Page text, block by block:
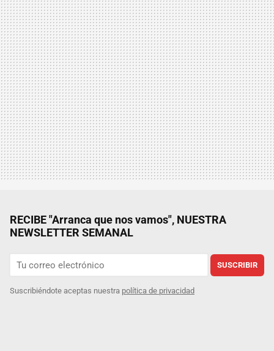
RECIBE "Arranca que nos vamos", NUESTRA
NEWSLETTER SEMANAL
SUSCRIBIR
Suscribiéndote aceptas nuestra política de privacidad